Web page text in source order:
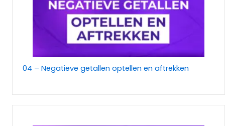
04 – Negatieve getallen optellen en aftrekken